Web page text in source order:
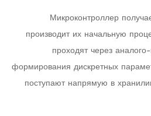
Микроконтроллер
производит их начальную
проходят через
формирования дискретных
поступают напрямую в